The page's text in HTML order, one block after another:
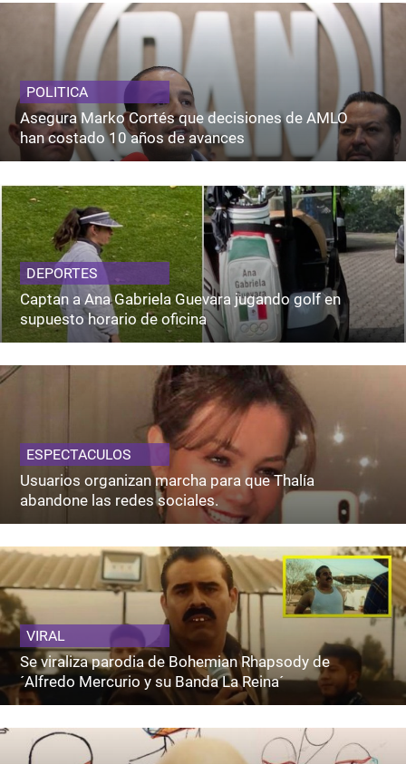
POLITICA
Asegura Marko Cortés que decisiones de AMLO
han costado 10 años de avances
DEPORTES
Captan a Ana Gabriela Guevara jugando golf en
supuesto horario de oficina
ESPECTACULOS
Usuarios organizan marcha para que Thalía
abandone las redes sociales.
VIRAL
Se viraliza parodia de Bohemian Rhapsody de
´Alfredo Mercurio y su Banda La Reina´